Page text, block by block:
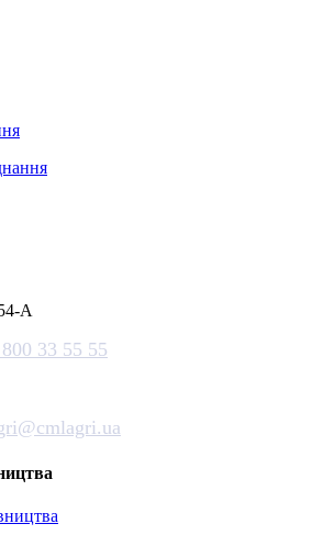
А
33 55 55